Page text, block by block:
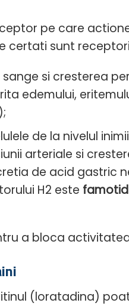
pe care
certati sunt receptorii
si cresterea
edemului,
de la nivelul
arteriale si
de acid gastric
H2 este
a bloca
(loratadina)